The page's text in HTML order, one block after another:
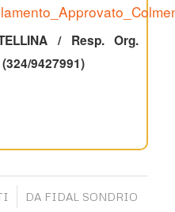
/ Resp. Org.
9427991)
DA FIDAL SONDRIO